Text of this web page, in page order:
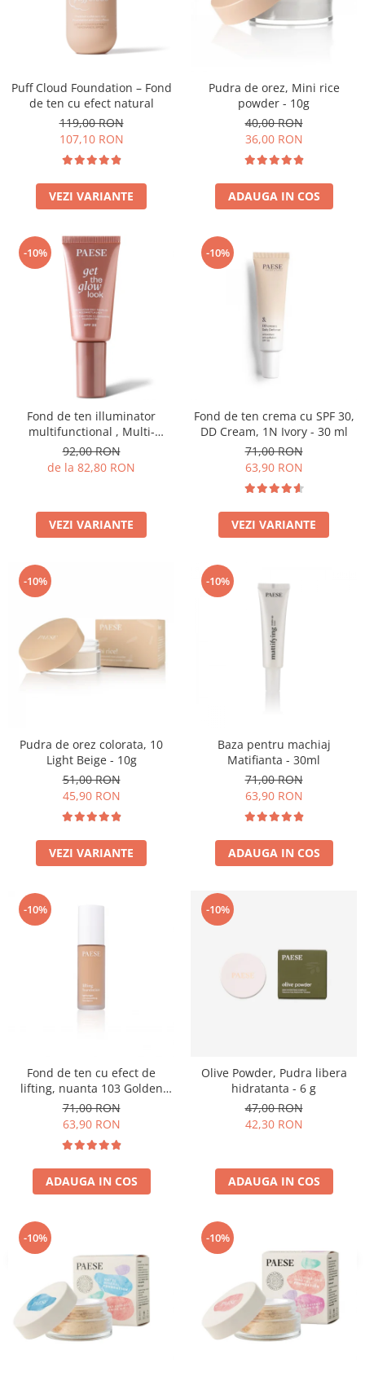
Puff Cloud Foundation – Fond
de ten cu efect natural
119,00 RON
107,10 RON
VEZI VARIANTE
Pudra de orez, Mini rice
powder - 10g
40,00 RON
36,00 RON
ADAUGA IN COS
-10%
Fond de ten illuminator
multifunctional , Multi-
function Illuminating
Foundation, nuanta 1N LIGHT
BEIGE– 30 ml
92,00 RON
de la 82,80 RON
VEZI VARIANTE
-10%
Fond de ten crema cu SPF 30,
DD Cream, 1N Ivory - 30 ml
71,00 RON
63,90 RON
VEZI VARIANTE
-10%
Pudra de orez colorata, 10
Light Beige - 10g
51,00 RON
45,90 RON
VEZI VARIANTE
-10%
Baza pentru machiaj
Matifianta - 30ml
71,00 RON
63,90 RON
ADAUGA IN COS
-10%
Fond de ten cu efect de
lifting, nuanta 103 Golden
Beige - 30ml
71,00 RON
63,90 RON
ADAUGA IN COS
-10%
Olive Powder, Pudra libera
hidratanta - 6 g
47,00 RON
42,30 RON
ADAUGA IN COS
-10% -10%